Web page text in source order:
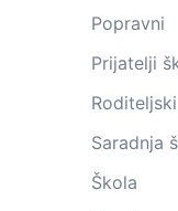
Popravni
Prijatelji
Saradnja
Škola